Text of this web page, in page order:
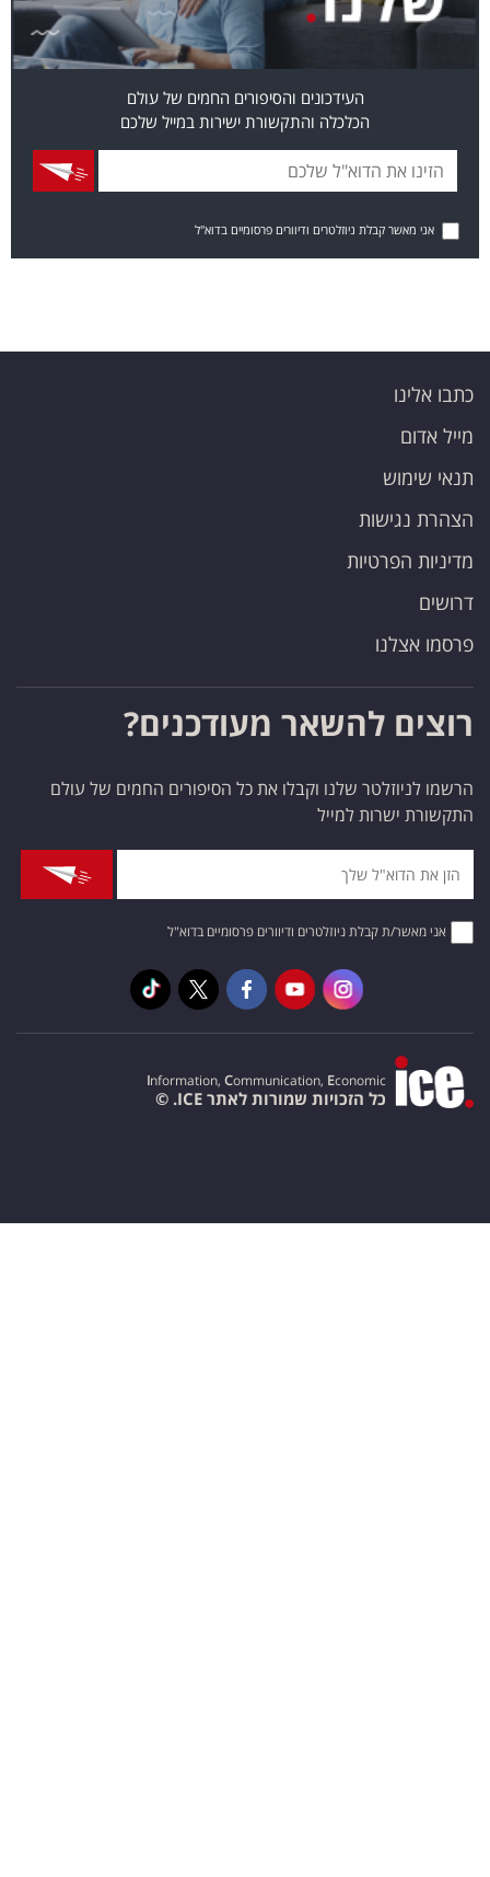
העידכונים והסיפורים החמים של עולם
הכלכלה והתקשורת ישירות במייל שלכם
אני מאשר קבלת ניוזלטרים ודיוורים פרסומיים בדוא"ל
כתבו אלינו
מייל אדום
תנאי שימוש
הצהרת נגישות
מדיניות הפרטיות
דרושים
פרסמו אצלנו
רוצים להשאר מעודכנים?
הרשמו לניוזלטר שלנו וקבלו את כל הסיפורים החמים של עולם
התקשורת ישרות למייל
אני מאשר/ת קבלת ניוזלטרים ודיוורים פרסומיים בדוא"ל
Information, Communication, Economic
כל הזכויות שמורות לאתר ICE. ©